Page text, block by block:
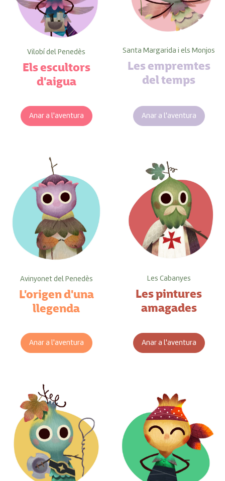
Vilobí del Penedès
Els escultors
d'aigua
Anar a l'aventura
Santa Margarida i els Monjos
Les empremtes
del temps
Anar a l'aventura
Avinyonet del Penedès
L'origen d'una
llegenda
Anar a l'aventura
Les Cabanyes
Les pintures
amagades
Anar a l'aventura